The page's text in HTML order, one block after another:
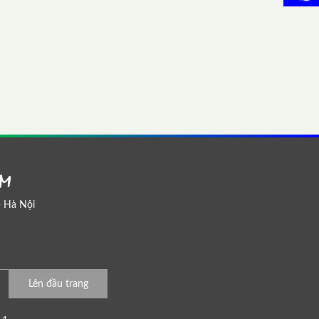
Hà Nội
Lên đầu trang